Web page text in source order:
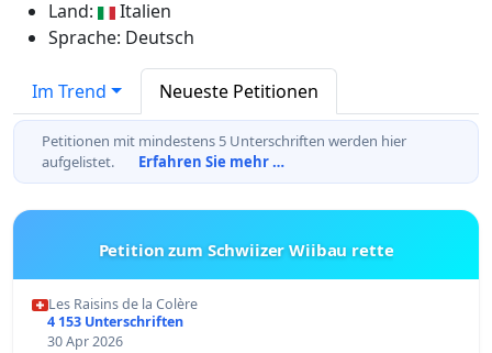
Land:
Italien
Sprache: Deutsch
Im Trend Neueste Petitionen
Petitionen mit mindestens 5 Unterschriften werden hier
aufgelistet.
Erfahren Sie mehr …
Petition zum Schwiizer Wiibau rette
Les Raisins de la Colère
4 153 Unterschriften
30 Apr 2026